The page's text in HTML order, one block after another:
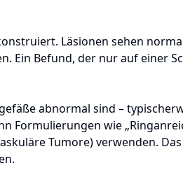
Läsionen sehen
Ein Befund, der nur auf einer
abnormal sind –
Formulierungen wie
Tumore) verwenden.